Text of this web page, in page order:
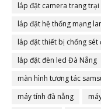
lắp đặt camera trang trại
lắp đặt hệ thống mạng
lắp đặt thiết bị chống sét
lắp đặt đèn led Đà Nẵng
màn hình tương tác
máy tính đà nẵng